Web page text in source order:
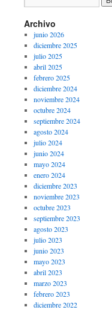
Archivo
junio 2026
diciembre 2025
julio 2025
abril 2025
febrero 2025
diciembre 2024
noviembre 2024
octubre 2024
septiembre 2024
agosto 2024
julio 2024
junio 2024
mayo 2024
enero 2024
diciembre 2023
noviembre 2023
octubre 2023
septiembre 2023
agosto 2023
julio 2023
junio 2023
mayo 2023
abril 2023
marzo 2023
febrero 2023
diciembre 2022